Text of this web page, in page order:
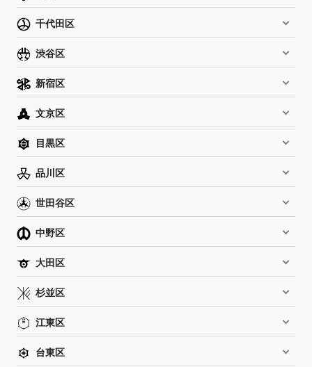
千代田区
渋谷区
新宿区
文京区
目黒区
品川区
世田谷区
中野区
大田区
杉並区
江東区
台東区